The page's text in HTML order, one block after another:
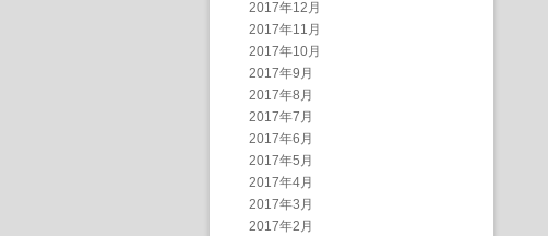
2017年12月
2017年11月
2017年10月
2017年9月
2017年8月
2017年7月
2017年6月
2017年5月
2017年4月
2017年3月
2017年2月